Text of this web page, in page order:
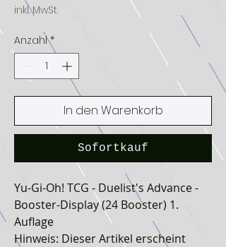
inkl. MwSt.
Anzahl *
In den Warenkorb
Sofortkauf
Yu-Gi-Oh! TCG - Duelist's Advance -
Booster-Display (24 Booster) 1.
Auflage
Hinweis: Dieser Artikel erscheint